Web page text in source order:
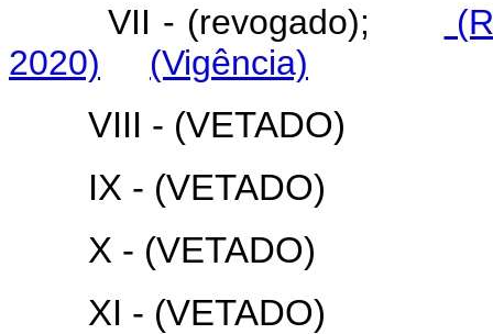
VII - (revogado);
2020)
(Vigência)
VIII - (VETADO)
IX - (VETADO)
X - (VETADO)
XI - (VETADO)